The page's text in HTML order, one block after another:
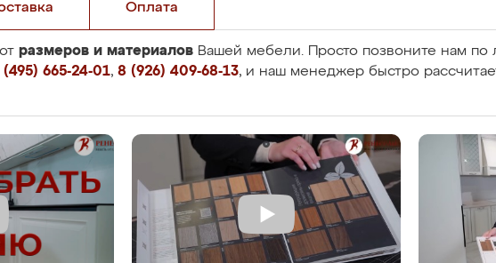
Оплата
размеров и материалов Вашей мебели. Просто позвоните нам
(495) 665-24-01, 8 (926) 409-68-13, и наш менеджер быстро